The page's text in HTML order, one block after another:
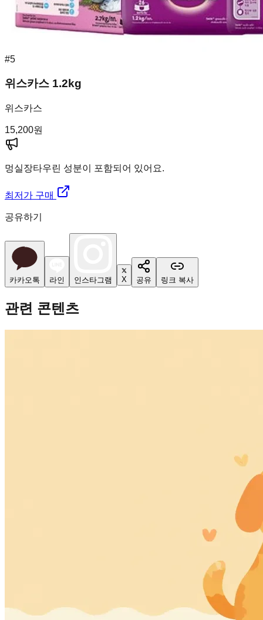
#5
위스카스 1.2kg
위스카스
15,200원
멍실장타우린 성분이 포함되어 있어요.
최저가 구매
공유하기
카카오톡 라인 인스타그램 X 공유 링크 복사
관련 콘텐츠